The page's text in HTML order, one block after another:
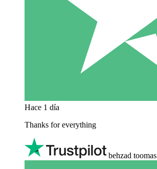
Hace 1 día
Thanks for everything
behzad toomas